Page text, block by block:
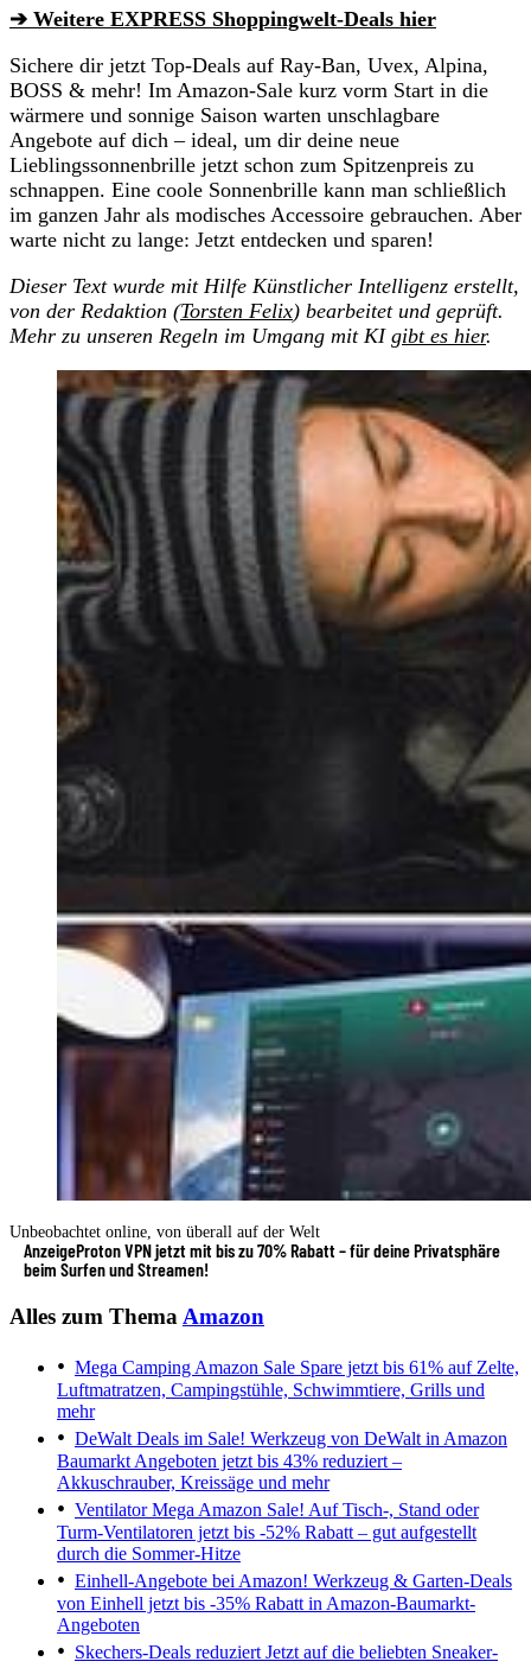
➔ Weitere EXPRESS Shoppingwelt-Deals hier
Sichere dir jetzt Top-Deals auf Ray-Ban, Uvex, Alpina,
BOSS & mehr! Im Amazon-Sale kurz vorm Start in die
wärmere und sonnige Saison warten unschlagbare
Angebote auf dich – ideal, um dir deine neue
Lieblingssonnenbrille jetzt schon zum Spitzenpreis zu
schnappen. Eine coole Sonnenbrille kann man schließlich
im ganzen Jahr als modisches Accessoire gebrauchen. Aber
warte nicht zu lange: Jetzt entdecken und sparen!
Dieser Text wurde mit Hilfe Künstlicher Intelligenz erstellt,
von der Redaktion (Torsten Felix) bearbeitet und geprüft.
Mehr zu unseren Regeln im Umgang mit KI gibt es hier.
Unbeobachtet online, von überall auf der Welt
AnzeigeProton VPN jetzt mit bis zu 70% Rabatt – für deine Privatsphäre
beim Surfen und Streamen!
Alles zum Thema Amazon
Mega Camping Amazon Sale Spare jetzt bis 61% auf Zelte,
Luftmatratzen, Campingstühle, Schwimmtiere, Grills und
mehr
DeWalt Deals im Sale! Werkzeug von DeWalt in Amazon
Baumarkt Angeboten jetzt bis 43% reduziert –
Akkuschrauber, Kreissäge und mehr
Ventilator Mega Amazon Sale! Auf Tisch-, Stand oder
Turm-Ventilatoren jetzt bis -52% Rabatt – gut aufgestellt
durch die Sommer-Hitze
Einhell-Angebote bei Amazon! Werkzeug & Garten-Deals
von Einhell jetzt bis -35% Rabatt in Amazon-Baumarkt-
Angeboten
Skechers-Deals reduziert Jetzt auf die beliebten Sneaker-